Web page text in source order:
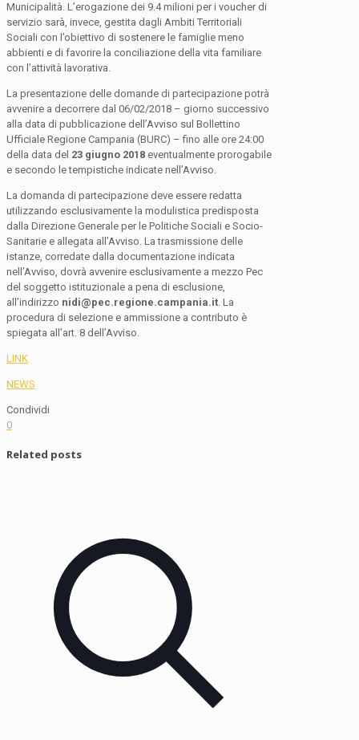
Municipalità. L’erogazione dei 9.4 milioni per i voucher di
servizio sarà, invece, gestita dagli Ambiti Territoriali
Sociali con l’obiettivo di sostenere le famiglie meno
abbienti e di favorire la conciliazione della vita familiare
con l’attività lavorativa.
La presentazione delle domande di partecipazione potrà
avvenire a decorrere dal 06/02/2018 – giorno successivo
alla data di pubblicazione dell’Avviso sul Bollettino
Ufficiale Regione Campania (BURC) – fino alle ore 24:00
della data del 23 giugno 2018 eventualmente prorogabile
e secondo le tempistiche indicate nell’Avviso.
La domanda di partecipazione deve essere redatta
utilizzando esclusivamente la modulistica predisposta
dalla Direzione Generale per le Politiche Sociali e Socio-
Sanitarie e allegata all’Avviso. La trasmissione delle
istanze, corredate dalla documentazione indicata
nell’Avviso, dovrà avvenire esclusivamente a mezzo Pec
del soggetto istituzionale a pena di esclusione,
all’indirizzo nidi@pec.regione.campania.it. La
procedura di selezione e ammissione a contributo è
spiegata all’art. 8 dell’Avviso.
LINK
NEWS
Condividi
0
Related posts